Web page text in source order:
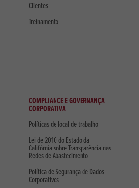
Clientes
Treinamento
COMPLIANCE E GOVERNANÇA
CORPORATIVA
Políticas de local de trabalho
Lei de 2010 do Estado da
Califórnia sobre Transparência nas
Redes de Abastecimento
Política de Segurança de Dados
Corporativos